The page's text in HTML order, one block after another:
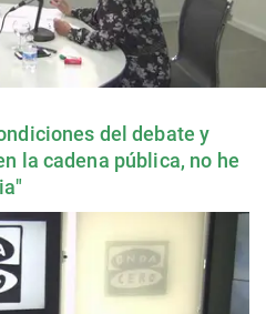
del debate y
la cadena pública, no he